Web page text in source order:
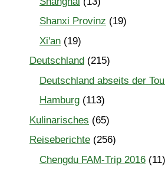
Shanxi Provinz (19)
Xi'an (19)
Deutschland (215)
Deutschland abseits der
Hamburg (113)
Kulinarisches (65)
Reiseberichte (256)
Chengdu FAM-Trip 2016 (11)